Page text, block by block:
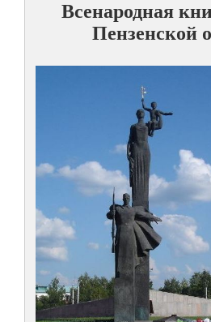
Всенародная
Пензенской